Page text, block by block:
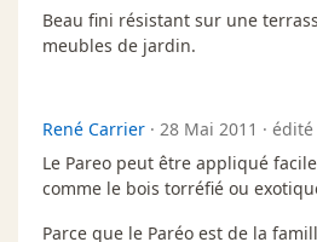
Beau fini résistant sur une
meubles de jardin.
René Carrier · 28 Mai 2011 · édité
Le Pareo peut être appliqué
comme le bois torréfié ou
Parce que le Paréo est de la